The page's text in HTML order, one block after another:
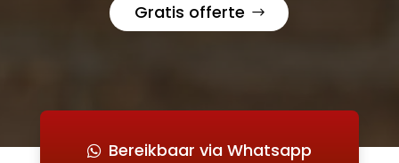
Gratis offerte
Bereikbaar via Whatsapp